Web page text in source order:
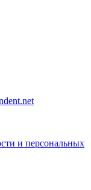
и персональных